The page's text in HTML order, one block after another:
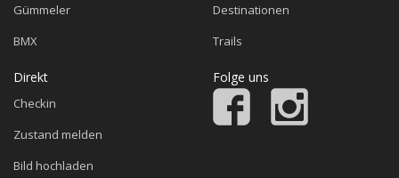
Gümmeler
BMX
Destinationen
Trails
Direkt
Checkin
Zustand melden
Bild hochladen
Folge uns